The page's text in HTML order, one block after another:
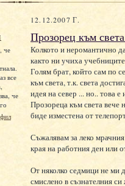
че
все
че
12.12.2007 Г.
Прозорец към
Колкото и неромантично
както ни учиха
Голям брат, който сам по
към света, т.к. света
идея на север ... но.. това е
Прозореца към света вече
биде изместена от
Съжалявам за леко
края на работния ден или
От няколко седмици не ми
смислено в съзнателния